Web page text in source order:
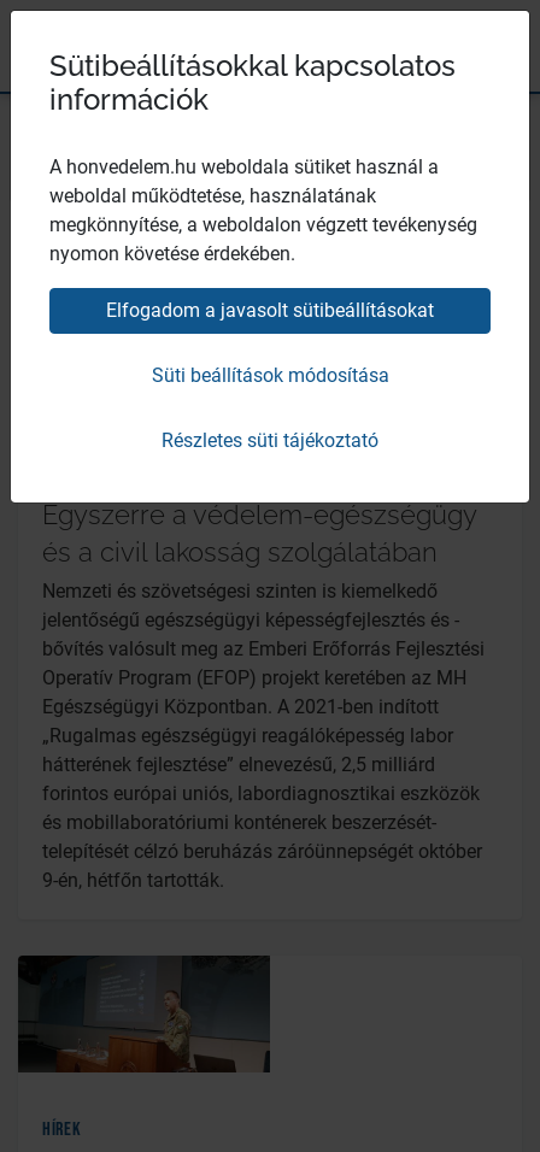
Egészségügyi központ
mh ek
Egyszerre a védelem-egészségügy
és a civil lakosság szolgálatában
Nemzeti és szövetségesi szinten is kiemelkedő
jelentőségű egészségügyi képességfejlesztés és -
bővítés valósult meg az Emberi Erőforrás Fejlesztési
Operatív Program (EFOP) projekt keretében az MH
Egészségügyi Központban. A 2021-ben indított
„Rugalmas egészségügyi reagálóképesség labor
hátterének fejlesztése” elnevezésű, 2,5 milliárd
forintos európai uniós, labordiagnosztikai eszközök
és mobillaboratóriumi konténerek beszerzését-
telepítését célzó beruházás záróünnepségét október
9-én, hétfőn tartották.
Hírek
Széchenyi 2020
Sütibeállításokkal kapcsolatos
információk
A honvedelem.hu weboldala sütiket használ a
weboldal működtetése, használatának
megkönnyítése, a weboldalon végzett tevékenység
nyomon követése érdekében.
Elfogadom a javasolt sütibeállításokat
Süti beállítások módosítása
Részletes süti tájékoztató